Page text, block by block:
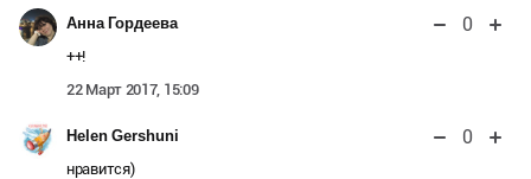
Анна Гордеева 0
++!
22 Март 2017, 15:09
Helen Gershuni 0
нравится)